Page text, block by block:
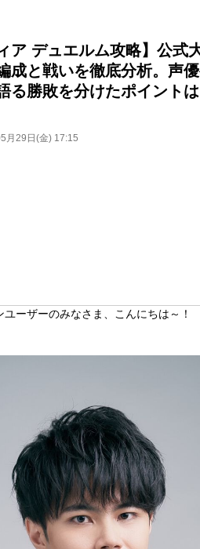
ア デュエルム攻略】公式
成と戦いを徹底分析。声優
る勝敗を分けたポイントは
月29日(金) 17:15
ーザーのみなさま、こんにちは～！